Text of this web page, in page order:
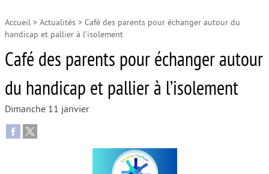
Accueil
Autour de la petite enfance
Autour de l’enfance
Protéger les enfants
Accueil > Actualités > Café des parents pour échanger autour du
handicap et pallier à l’isolement
Café des parents pour échanger autour
du handicap et pallier à l’isolement
Dimanche 11 janvier